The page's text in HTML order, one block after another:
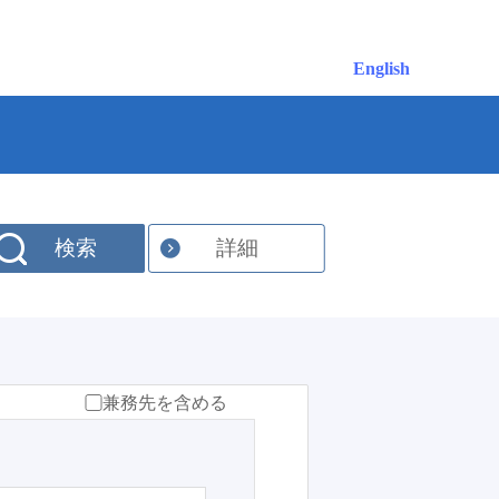
English
検索 詳細
兼務先を含める